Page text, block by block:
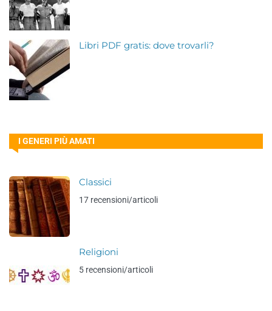
Libri PDF gratis: dove trovarli?
I GENERI PIÙ AMATI
Classici
17 recensioni/articoli
Religioni
5 recensioni/articoli